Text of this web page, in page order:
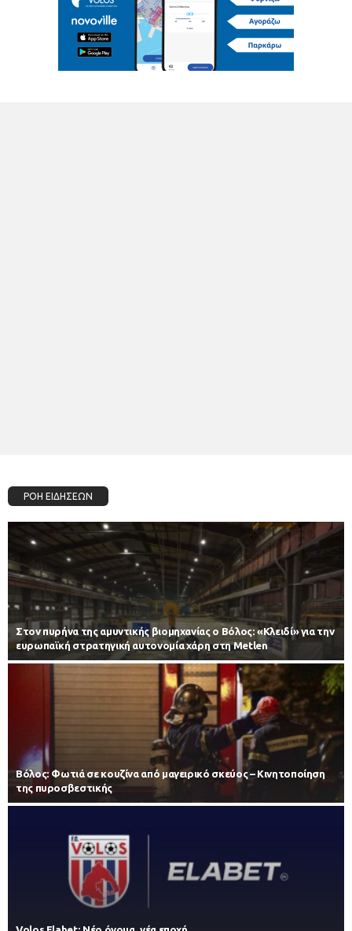
ΡΟΗ ΕΙΔΗΣΕΩΝ
Στον πυρήνα της αμυντικής βιομηχανίας ο Βόλος: «Κλειδί» για την
ευρωπαϊκή στρατηγική αυτονομία χάρη στη Metlen
Βόλος: Φωτιά σε κουζίνα από μαγειρικό σκεύος – Κινητοποίηση
της πυροσβεστικής